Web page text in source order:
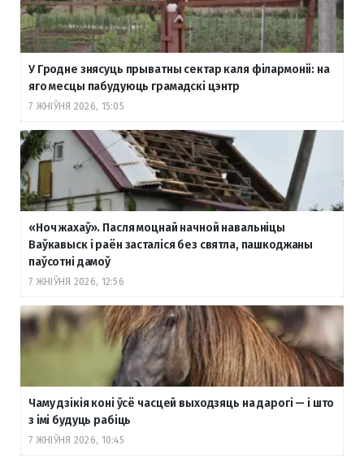
У Гродне знясуць прыватны сектар каля філармоніі: на
яго месцы пабудуюць грамадскі цэнтр
7 ЖНІЎНЯ 2026, 15:05
«Ноч жахаў». Пасля моцнай начной навальніцы
Ваўкавыск і раён засталіся без святла, пашкоджаны
паўсотні дамоў
7 ЖНІЎНЯ 2026, 12:56
Чаму дзікія коні ўсё часцей выходзяць на дарогі — і што
з імі будуць рабіць
7 ЖНІЎНЯ 2026, 10:45